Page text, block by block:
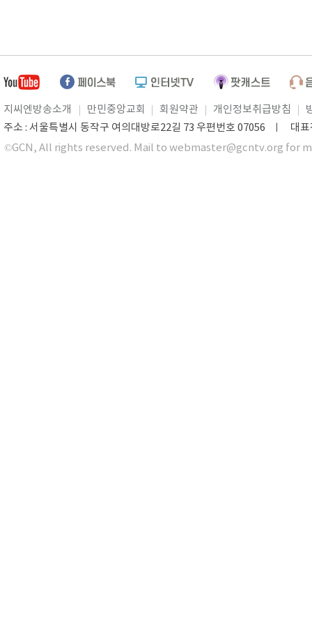
지씨엔방송소개 만민중앙교회 회원약관 개인정보취급방침
주소 : 서울특별시 동작구 여의대방로22길 73 우편번호 07056 ㅣ 대
©GCN, All rights reserved. Mail to webmaster@gcntv.org for